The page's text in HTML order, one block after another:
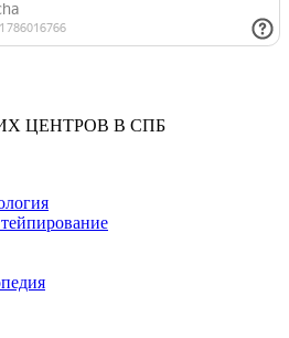
ЦЕНТРОВ В СПБ